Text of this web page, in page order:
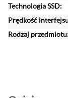
o
r
a